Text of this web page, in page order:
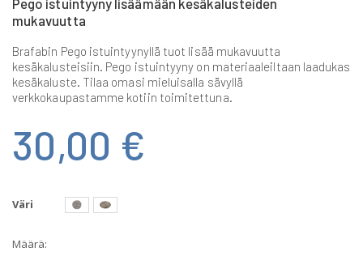
images
gallery
mukavuutta
Brafabin Pego istuintyynyllä tuot lisää mukavuutta
kesäkalusteisiin. Pego istuintyyny on materiaaleiltaan laadukas
kesäkaluste. Tilaa omasi mieluisalla sävyllä
verkkokaupastamme kotiin toimitettuna.
30,00 €
Väri
Määrä: